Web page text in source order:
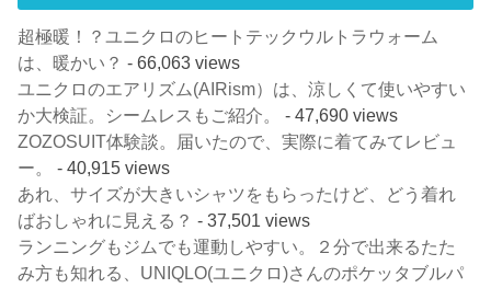
超極暖！？ユニクロのヒートテックウルトラウォーム
は、暖かい？ - 66,063 views
ユニクロのエアリズム(AIRism）は、涼しくて使いやすい
か大検証。シームレスもご紹介。
- 47,690 views
ZOZOSUIT体験談。届いたので、実際に着てみてレビュ
ー。
- 40,915 views
あれ、サイズが大きいシャツをもらったけど、どう着れ
ばおしゃれに見える？ - 37,501 views
ランニングもジムでも運動しやすい。２分で出来るたた
み方も知れる、UNIQLO(ユニクロ)さんのポケッタブルパ